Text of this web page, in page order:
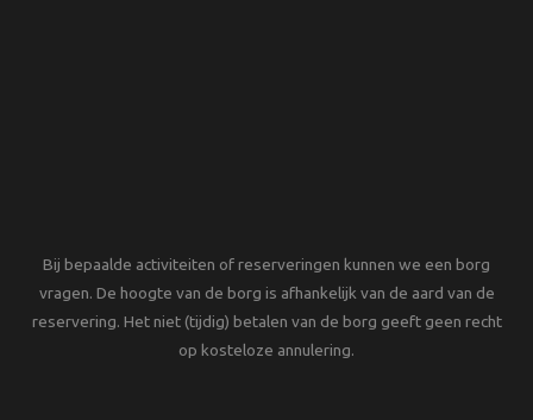
Bij bepaalde activiteiten of reserveringen kunnen we een borg
vragen. De hoogte van de borg is afhankelijk van de aard van de
reservering. Het niet (tijdig) betalen van de borg geeft geen recht
op kosteloze annulering.